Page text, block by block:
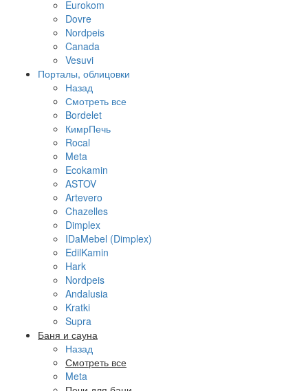
Eurokom
Dovre
Nordpeis
Canada
Vesuvi
Порталы, облицовки
Назад
Смотреть все
Bordelet
КимрПечь
Rocal
Meta
Ecokamin
ASTOV
Artevero
Chazelles
Dimplex
IDaMebel (Dimplex)
EdilKamin
Hark
Nordpeis
Andalusia
Kratki
Supra
Баня и сауна
Назад
Смотреть все
Meta